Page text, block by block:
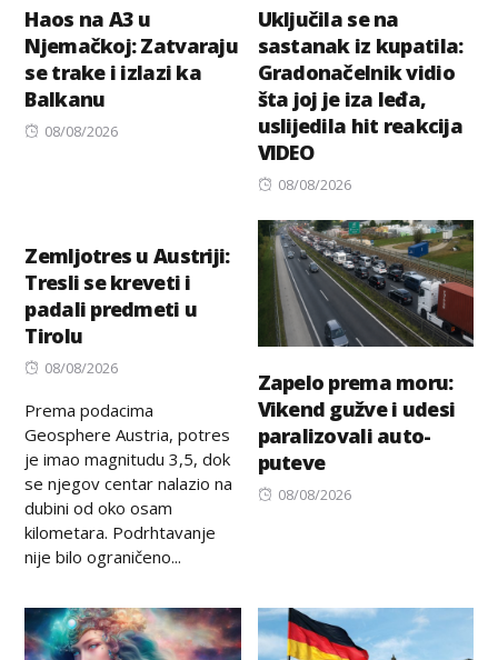
Haos na A3 u
Njemačkoj: Zatvaraju
se trake i izlazi ka
Balkanu
Posted
08/08/2026
Uključila se na
sastanak iz kupatila:
Gradonačelnik vidio
šta joj je iza leđa,
uslijedila hit reakcija
VIDEO
Posted
08/08/2026
Zemljotres u Austriji:
Tresli se kreveti i
padali predmeti u
Tirolu
Posted
08/08/2026
Prema podacima
Geosphere Austria, potres
je imao magnitudu 3,5, dok
se njegov centar nalazio na
dubini od oko osam
kilometara. Podrhtavanje
nije bilo ograničeno...
Zapelo prema moru:
Vikend gužve i udesi
paralizovali auto-
puteve
Posted
08/08/2026